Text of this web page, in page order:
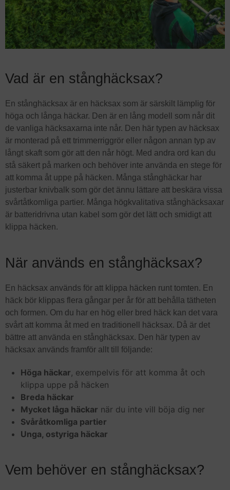
Vad är en stånghäcksax?
En stånghäcksax är en häcksax som är särskilt lämplig för
höga och långa häckar. Den är en lång modell som når dit
de vanliga häcksaxarna inte når. Den här typen av häcksax
är monterad på ett trimmerriggrör eller någon annan typ av
långt skaft som gör att den når högt. Med andra ord kan du
stå säkert på marken och behöver inte använda en stege för
att komma åt uppe på häcken. Många stånghäckar har
justerbar knivbalk som gör det ännu lättare att beskära vissa
svårtåtkomliga partier. Många högkvalitativa stånghäcksaxar
är batteridrivna utan kabel som gör det lätt och smidigt att
klippa häcken.
När används en stånghäcksax?
En häcksax används för att klippa häcken runt tomten. En
häck bör klippas flera gångar per år för att behålla tätheten
och formen. Om du har en hög eller bred häck kan det vara
svårt att komma åt med en traditionell häcksax. Då är det
bättre att använda en stånghäcksax. Den här typen av
häcksax används framför allt till följande:
Höga häckar, exempelvis för att komma åt och
klippa uppe på häcken
Breda häckar
Mycket låga häckar när du inte vill böja dig ner
Svåråtkomliga partier
Unga, ostyriga häckar
Vem behöver en stånghäcksax?